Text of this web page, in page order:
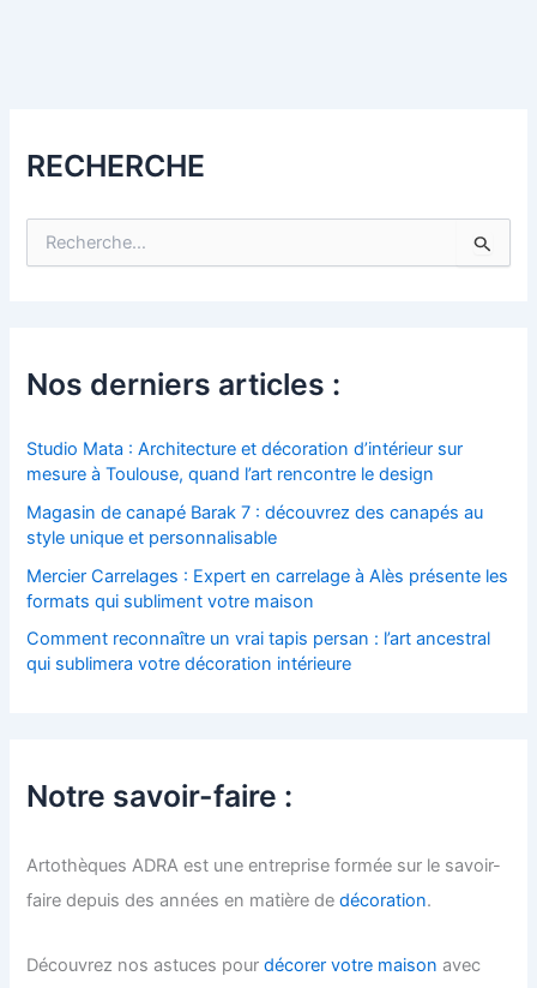
RECHERCHE
c
h
r
Nos derniers articles :
Studio Mata : Architecture et décoration d’intérieur sur
mesure à Toulouse, quand l’art rencontre le design
Magasin de canapé Barak 7 : découvrez des canapés au
style unique et personnalisable
Mercier Carrelages : Expert en carrelage à Alès présente les
formats qui subliment votre maison
Comment reconnaître un vrai tapis persan : l’art ancestral
qui sublimera votre décoration intérieure
Notre savoir-faire :
Artothèques ADRA est une entreprise formée sur le savoir-
faire depuis des années en matière dedécoration.
Découvrez nos astuces pourdécorer votre maison avec